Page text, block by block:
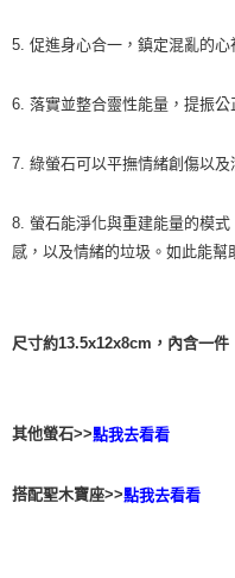
5. 促進身心合一，鎮定混亂的心
6. 落實並整合靈性能量，提振公
7. 綠螢石可以平撫情緒創傷以及
8. 螢石能淨化與重建能量的模
感，以及情緒的垃圾。如此能幫
尺寸約13.5x12x8cm，內含一件
其他螢石>>點我去看看
搭配聖木寶座>>點我去看看